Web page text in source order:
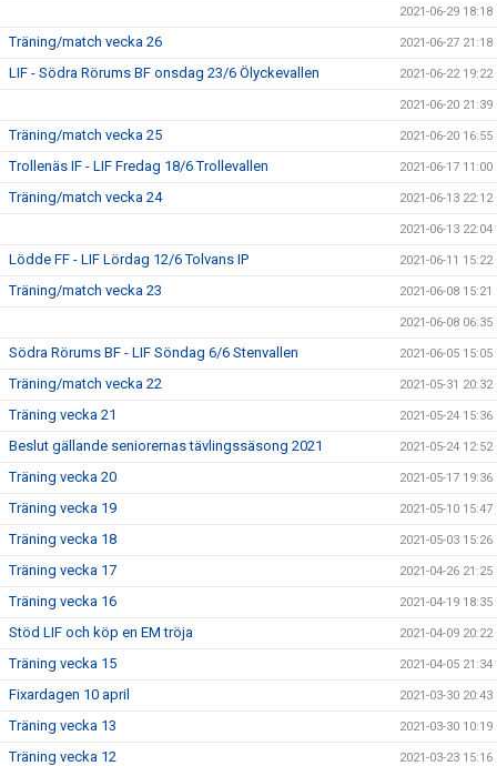
2021-06-29 18:18
Träning/match vecka 26 2021-06-27 21:18
LIF - Södra Rörums BF onsdag 23/6 Ölyckevallen 2021-06-22 19:22
2021-06-20 21:39
Träning/match vecka 25 2021-06-20 16:55
Trollenäs IF - LIF Fredag 18/6 Trollevallen 2021-06-17 11:00
Träning/match vecka 24 2021-06-13 22:12
2021-06-13 22:04
Lödde FF - LIF Lördag 12/6 Tolvans IP 2021-06-11 15:22
Träning/match vecka 23 2021-06-08 15:21
2021-06-08 06:35
Södra Rörums BF - LIF Söndag 6/6 Stenvallen 2021-06-05 15:05
Träning/match vecka 22 2021-05-31 20:32
Träning vecka 21 2021-05-24 15:36
Beslut gällande seniorernas tävlingssäsong 2021 2021-05-24 12:52
Träning vecka 20 2021-05-17 19:36
Träning vecka 19 2021-05-10 15:47
Träning vecka 18 2021-05-03 15:26
Träning vecka 17 2021-04-26 21:25
Träning vecka 16 2021-04-19 18:35
Stöd LIF och köp en EM tröja 2021-04-09 20:22
Träning vecka 15 2021-04-05 21:34
Fixardagen 10 april 2021-03-30 20:43
Träning vecka 13 2021-03-30 10:19
Träning vecka 12 2021-03-23 15:16